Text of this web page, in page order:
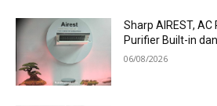
Sharp AIREST,
Purifier Built-in
06/08/2026